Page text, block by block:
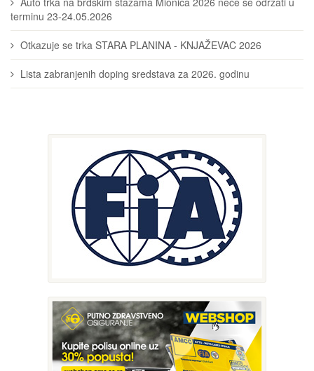
terminu 23-24.05.2026
Otkazuje se trka STARA PLANINA - KNJAŽEVAC 2026
Lista zabranjenih doping sredstava za 2026. godinu